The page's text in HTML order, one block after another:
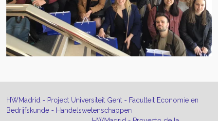
HWMadrid - Project Universiteit Gent - Faculteit Economie en
Bedrijfskunde - Handelswetenschappen